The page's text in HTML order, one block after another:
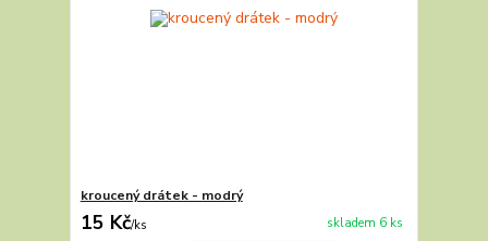
kroucený drátek - modrý
15 Kč/ks skladem 6 ks